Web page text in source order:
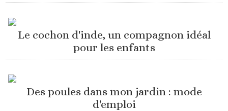
Le cochon d'inde, un compagnon idéal
pour les enfants
Des poules dans mon jardin : mode
d'emploi